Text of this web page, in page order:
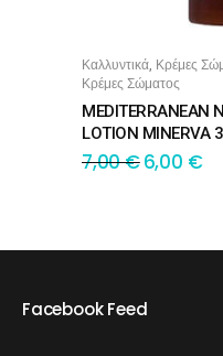
ΠΡΟΣΘΉΚΗ
Καλλυντικά, Κρέμες
Κρέμες Σώματος
MEDITERRANEAN
LOTION MINERVA
7,00€6,00 €
Facebook Feed